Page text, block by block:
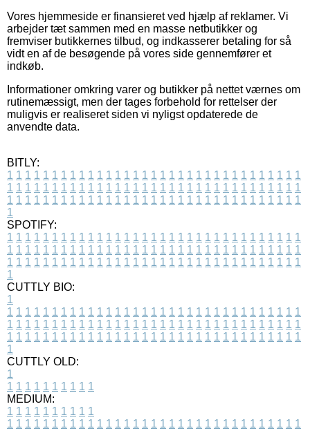
Vores hjemmeside er finansieret ved hjælp af reklamer. Vi
arbejder tæt sammen med en masse netbutikker og
fremviser butikkernes tilbud, og indkasserer betaling for så
vidt en af de besøgende på vores side gennemfører et
indkøb.
Informationer omkring varer og butikker på nettet værnes om
rutinemæssigt, men der tages forbehold for rettelser der
muligvis er realiseret siden vi nyligst opdaterede de
anvendte data.
BITLY:
1 1 1 1 1 1 1 1 1 1 1 1 1 1 1 1 1 1 1 1 1 1 1 1 1 1 1 1 1 1 1 1 1
1 1 1 1 1 1 1 1 1 1 1 1 1 1 1 1 1 1 1 1 1 1 1 1 1 1 1 1 1 1 1 1 1
1 1 1 1 1 1 1 1 1 1 1 1 1 1 1 1 1 1 1 1 1 1 1 1 1 1 1 1 1 1 1 1 1
1
SPOTIFY:
1 1 1 1 1 1 1 1 1 1 1 1 1 1 1 1 1 1 1 1 1 1 1 1 1 1 1 1 1 1 1 1 1
1 1 1 1 1 1 1 1 1 1 1 1 1 1 1 1 1 1 1 1 1 1 1 1 1 1 1 1 1 1 1 1 1
1 1 1 1 1 1 1 1 1 1 1 1 1 1 1 1 1 1 1 1 1 1 1 1 1 1 1 1 1 1 1 1 1
1
CUTTLY BIO:
1
1 1 1 1 1 1 1 1 1 1 1 1 1 1 1 1 1 1 1 1 1 1 1 1 1 1 1 1 1 1 1 1 1
1 1 1 1 1 1 1 1 1 1 1 1 1 1 1 1 1 1 1 1 1 1 1 1 1 1 1 1 1 1 1 1 1
1 1 1 1 1 1 1 1 1 1 1 1 1 1 1 1 1 1 1 1 1 1 1 1 1 1 1 1 1 1 1 1 1
1
CUTTLY OLD:
1
1 1 1 1 1 1 1 1 1 1
MEDIUM:
1 1 1 1 1 1 1 1 1 1
1 1 1 1 1 1 1 1 1 1 1 1 1 1 1 1 1 1 1 1 1 1 1 1 1 1 1 1 1 1 1 1 1